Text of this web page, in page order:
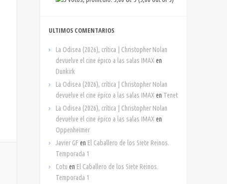
ULTIMOS COMENTARIOS
La Odisea (2026), crítica | Christopher Nolan
devuelve el cine épico a las salas IMAX en
Dunkirk
La Odisea (2026), crítica | Christopher Nolan
devuelve el cine épico a las salas IMAX en Tenet
La Odisea (2026), crítica | Christopher Nolan
devuelve el cine épico a las salas IMAX en
Oppenheimer
Javier GF en El Caballero de los Siete Reinos.
Temporada 1
Cotu en El Caballero de los Siete Reinos.
Temporada 1